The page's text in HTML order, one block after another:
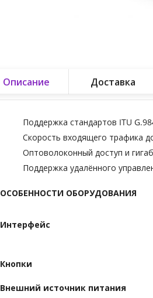
Описание Доставка
Поддержка стандартов ITU
Скорость входящего трафика
Оптоволоконный доступ и
Поддержка удалённого
ОСОБЕННОСТИ ОБОРУДОВАНИЯ
Интерфейс
Кнопки
Внешний источник питания